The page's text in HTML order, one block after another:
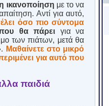
ικανοποίηση με το να
Αντί για αυτό,
όσο πιο σύντομα
θα πάρει για να
των πιάτων, μετά θα
Μαθαίνετε στο μικρό
για αυτό που
παιδιά